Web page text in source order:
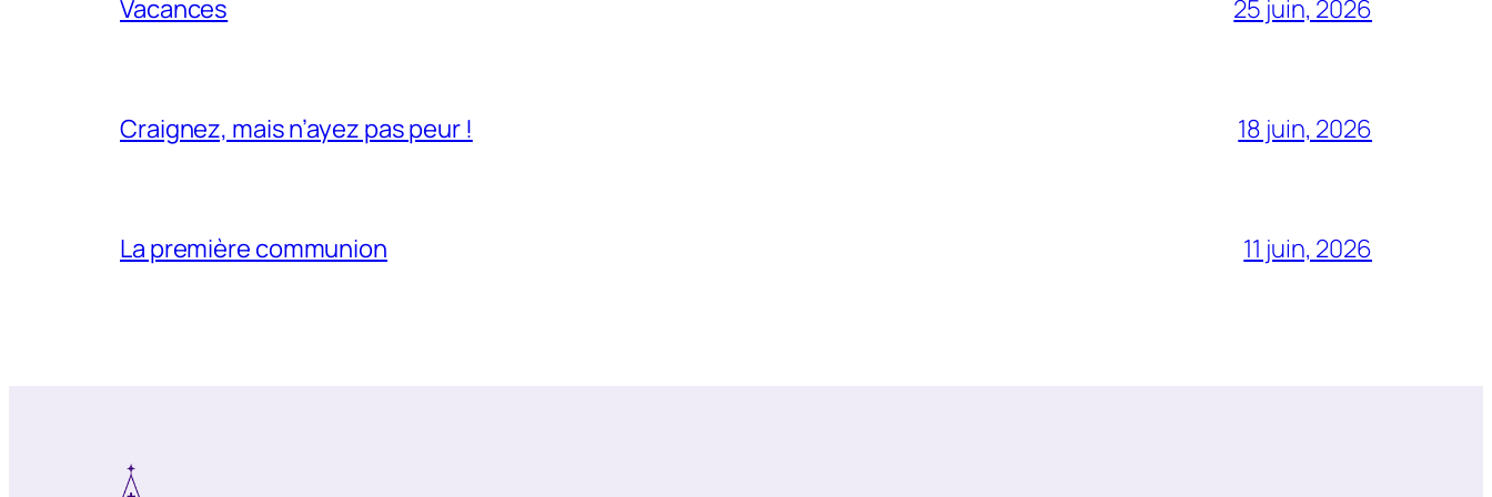
Vacances 25 juin, 2026
Craignez, mais n’ayez pas peur ! 18 juin, 2026
La première communion 11 juin, 2026